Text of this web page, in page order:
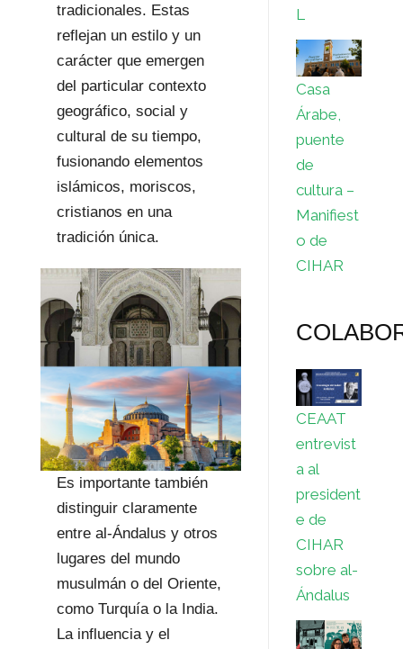
tradicionales. Estas
reflejan un estilo y un
carácter que emergen
del particular contexto
geográfico, social y
cultural de su tiempo,
fusionando elementos
islámicos, moriscos,
cristianos en una
tradición única.
Es importante también
distinguir claramente
entre al-Ándalus y otros
lugares del mundo
musulmán o del Oriente,
como Turquía o la India.
La influencia y el
L
Casa
Árabe,
puente
de
cultura –
Manifiest
o de
CIHAR
CEAAT
entrevist
a al
president
e de
CIHAR
sobre al-
Ándalus